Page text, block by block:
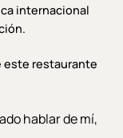
internacional
este restaurante
hablar de mí,